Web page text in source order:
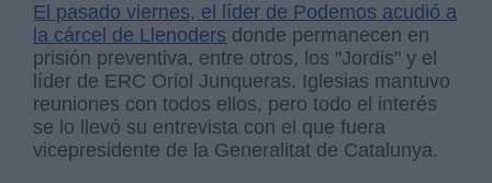
El pasado viernes, el líder de Podemos acudió a
la cárcel de Llenoders donde permanecen en
prisión preventiva, entre otros, los "Jordis" y el
líder de ERC Oriol Junqueras. Iglesias mantuvo
reuniones con todos ellos, pero todo el interés
se lo llevó su entrevista con el que fuera
vicepresidente de la Generalitat de Catalunya.